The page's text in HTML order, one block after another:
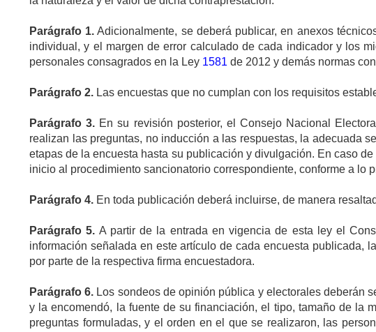
Parágrafo 1. Adicionalmente, se deberá publicar, en anexos
individual, y el margen de error calculado de cada indicador y los
personales consagrados en la Ley 1581 de 2012 y demás normas
Parágrafo 2. Las encuestas que no cumplan con los requisitos
Parágrafo 3. En su revisión posterior, el Consejo Nacional
realizan las preguntas, no inducción a las respuestas, la adecuada
etapas de la encuesta hasta su publicación y divulgación. En caso
inicio al procedimiento sancionatorio correspondiente, conforme a lo
Parágrafo 4. En toda publicación deberá incluirse, de manera
Parágrafo 5. A partir de la entrada en vigencia de esta ley el
información señalada en este artículo de cada encuesta publicada,
por parte de la respectiva firma encuestadora.
Parágrafo 6. Los sondeos de opinión pública y electorales deberán
y la encomendó, la fuente de su financiación, el tipo, tamaño de la
preguntas formuladas, y el orden en el que se realizaron, las